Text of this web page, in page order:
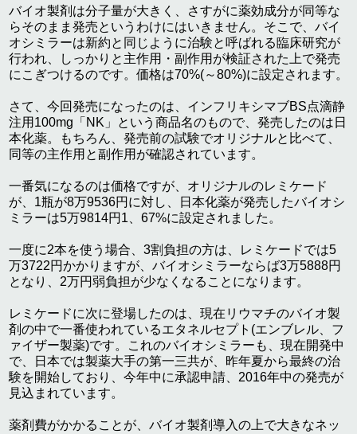
バイオ製剤は分子量が大きく、さすがに薬効成分が同等な
らそのまま発売というわけにはいきません。そこで、バイ
オシミラーは新約と同じように治験と呼ばれる臨床研究が
行われ、しっかりと主作用・副作用が検証された上で発売
にこぎつけるのです。価格は70%(～80%)に設定されます。
さて、今回発売になったのは、インフリキシマブBS点滴静
注用100mg「NK」という商品名のもので、発売したのは日
本化薬。もちろん、発売前の試験でオリジナルと比べて、
同等の主作用と副作用が確認されています。
一番気になるのは価格ですが、オリジナルのレミケード
が、1瓶が8万9536円に対し、日本化薬が発売したバイオシ
ミラーは5万9814円1、67%に設定されました。
一度に2本を使う場合、3割負担の方は、レミケードでは5
万3722円かかりますが、バイオシミラーならば3万5888円
となり、2万円弱負担が少なくなることになります。
レミケードに次に登場したのは、現在リウマチのバイオ製
剤の中で一番使われているエタネルセプト(エンブレル、フ
ァイザー製薬)です。これのバイオシミラーも、現在開発中
で、日本では製薬大手の第一三共が、昨年夏から最終の治
験を開始しており、今年中に承認申請、2016年中の発売が
見込まれています。
薬剤費がかかることが、バイオ製剤導入の上で大きなネッ